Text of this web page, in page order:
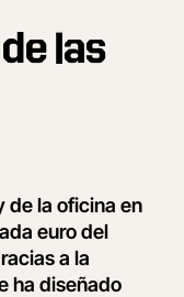
las
de la oficina en
euro del
a la
ha diseñado